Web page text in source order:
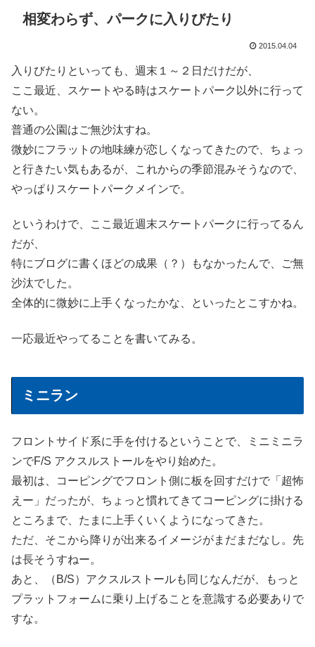
相変わらず、パークに入りびたり
2015.04.04
入りびたりといっても、週末１～２日だけだが、
ここ最近、スケートやる時はスケートパーク以外に行って
ない。
普通の公園はご無沙汰すね。
微妙にフラットの地味練が恋しくなってきたので、ちょっ
と行きたい気もあるが、これからの季節混みそうなので、
やっぱりスケートパークメインで。
というわけで、ここ最近週末スケートパークに行ってるん
だが、
特にブログに書くほどの成果（？）もなかったんで、ご無
沙汰でした。
全体的に微妙に上手くなったかな、といったとこすかね。
一応最近やってることを書いてみる。
ミニラン
フロントサイド系に手を付けるということで、ミニミニラ
ンでF/S アクスルストールをやり始めた。
最初は、コーピングでフロント側に板を回すだけで「超怖
えー」だったが、ちょっと慣れてきてコーピングに掛ける
ところまで、たまに上手くいくようになってきた。
ただ、そこから降りが出来るイメージがまだまだなし。先
は長そうすねー。
あと、（B/S）アクスルストールも同じなんだが、もっと
プラットフォームに乗り上げることを意識する必要ありで
すな。